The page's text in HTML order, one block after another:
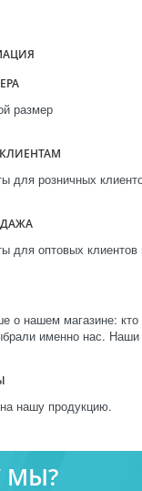
размер
для розничных
для оптовых клиентов
о нашем магазине:
именно нас. Наши
нашу продукцию.
МЫ?